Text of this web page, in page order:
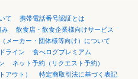
て
携帯電話番号認証とは
み
飲食店・飲食企業様向けサービス
メーカー・団体様等向け）について
ライン
食べログプレミアム
ネット予約（リクエスト予約）
アウト）
特定商取引法に基づく表記